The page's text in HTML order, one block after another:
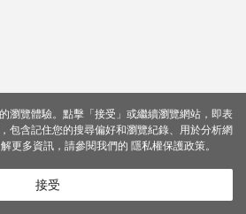
瀏覽體驗。點擊「接受」或繼續瀏覽網站，即表
包含記住您的搜尋偏好和瀏覽紀錄、用於分析網
更多資訊，請參閱我們的 隱私權保護政策。
接受